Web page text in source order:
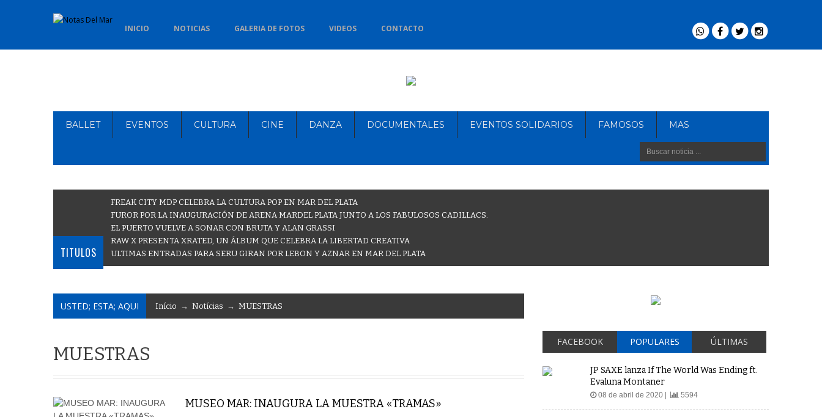
INICIO NOTICIAS GALERIA DE FOTOS VIDEOS CONTACTO
BALLET EVENTOS CULTURA CINE DANZA DOCUMENTALES EVENTOS SOLIDARIOS FAMOSOS MAS
TITULOS
FREAK CITY MDP CELEBRA LA CULTURA POP EN MAR DEL PLATA
FUROR POR LA INAUGURACIÓN DE ARENA MARDEL PLATA JUNTO A LOS FABULOSOS CADILLACS.
EL PUERTO VUELVE A SONAR CON BRUTA Y ALAN GRASSI
RAW X PRESENTA XRATED, UN ÁLBUM QUE CELEBRA LA LIBERTAD CREATIVA
ULTIMAS ENTRADAS PARA SERU GIRAN POR LEBON Y AZNAR EN MAR DEL PLATA
USTED; ESTA; AQUI Início → Notícias → MUESTRAS
MUESTRAS
MUSEO MAR: INAUGURA LA MUESTRA «TRAMAS»
FACEBOOK POPULARES ÚLTIMAS
JP SAXE lanza If The World Was Ending ft.
Evaluna Montaner
08 de abril de 2020 | 5594